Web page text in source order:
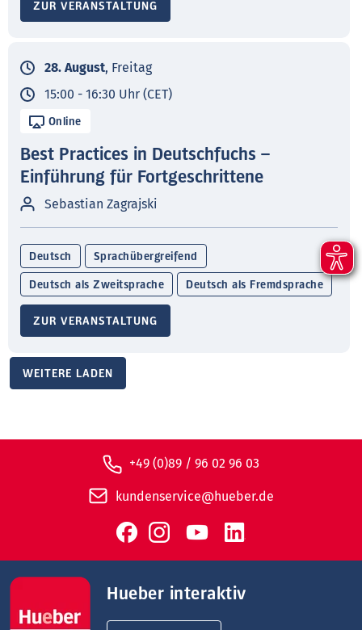
ZUR VERANSTALTUNG
28. August, Freitag
15:00 - 16:30 Uhr (CET)
Online
Best Practices in Deutschfuchs –
Einführung für Fortgeschrittene
Sebastian Zagrajski
Deutsch Sprachübergreifend
Deutsch als Zweitsprache Deutsch als Fremdsprache
ZUR VERANSTALTUNG
WEITERE LADEN
+49 (0)89 / 96 02 96 03
kundenservice@hueber.de
Hueber interaktiv